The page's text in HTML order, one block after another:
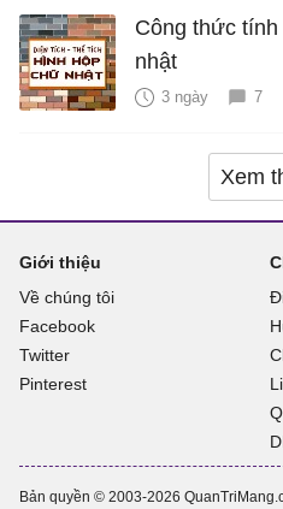
Công thức
nhật
3 ngày 7
Xem
Giới thiệu
Về chúng tôi
Facebook
Twitter
Pinterest
Bản quyền © 2003-2026